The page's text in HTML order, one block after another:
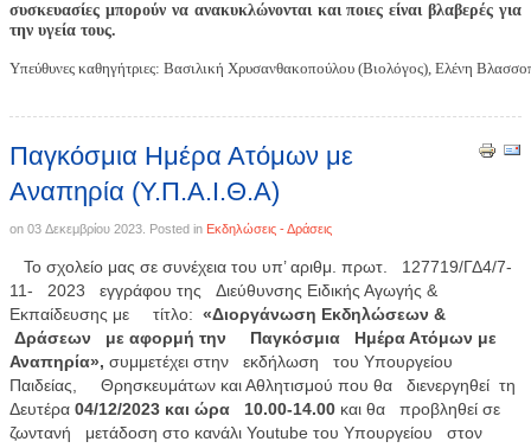
συσκευασίες μπορούν να ανακυκλώνονται και ποιες είναι βλαβερές για
την υγεία τους.
Υπεύθυνες καθηγήτριες: Βασιλική Χρυσανθακοπούλου (Βιολόγος), Ελένη
Παγκόσμια Ημέρα Ατόμων με
Αναπηρία (Υ.Π.Α.Ι.Θ.Α)
on 03 Δεκεμβρίου 2023 . Posted in Εκδηλώσεις - Δράσεις
Το σχολείο μας σε συνέχεια του υπ’ αριθμ. πρωτ. 127719/ΓΔ4/7-
11- 2023
εγγράφου της Διεύθυνσης Ειδικής Αγωγής &
Εκπαίδευσης με τίτλο: «Διοργάνωση Εκδηλώσεων &
Δράσεων με αφορμή την Παγκόσμια Ημέρα Ατόμων με
Αναπηρία», συμμετέχει στην εκδήλωση του Υπουργείου
Παιδείας, Θρησκευμάτων και Αθλητισμού που θα διενεργηθεί τη
Δευτέρα 04/12/2023 και ώρα 10.00-14.00 και θα προβληθεί σε
ζωντανή μετάδοση στο κανάλι Youtube του Υπουργείου στον